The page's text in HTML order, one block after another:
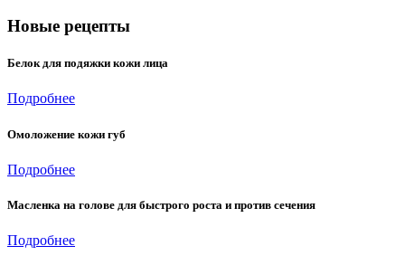
Новые рецепты
Белок для подяжки кожи лица
Подробнее
Омоложение кожи губ
Подробнее
Масленка на голове для быстрого роста и против сечения
Подробнее